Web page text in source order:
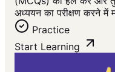
अध्ययन का परीक्षण करने में
Practice
Start Learning